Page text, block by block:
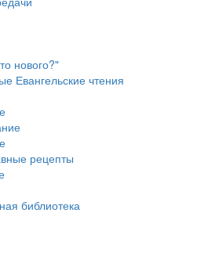
нового?"
Евангельские чтения
рецепты
библиотека